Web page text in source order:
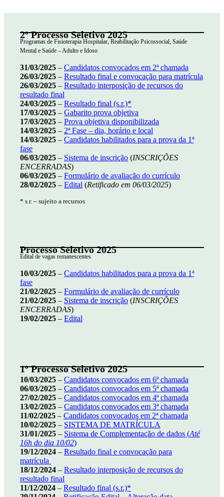
2ºProcesso Seletivo 2025
Programas de Fisioterapia Hospitalar, Reabilitação Psicossocial, Saúde
Mental e Saúde – Adulto e Idoso
31/03/2025 – Candidatos convocados em 2ª chamada
26/03/2025 – Resultado final e convocação para matrícula
26/03/2025 – Resultado interposição de recursos do
resultado final
24/03/2025 – Resultado final (s.r.)*
17/03/2025 – Gabarito prova objetiva
17/03/2025 – Prova objetiva disponibilizada
14/03/2025 – 2ª Fase – dia, horário e local
14/03/2025 – Candidatos habilitados para a prova da 1ª
fase
06/03/2025 – Sistema de inscrição (INSCRIÇÕES
ENCERRADAS)
06/03/2025 – Formulário de avaliação do currículo
28/02/2025 – Edital (Retificado em 06/03/2025)
* s.r. – sujeito a recursos
Processo Seletivo 2025
Edital de vagas remanescentes
10/03/2025 – Candidatos habilitados para a prova da 1ª
fase
21/02/2025 – Formulário de avaliação de currículo
21/02/2025 – Sistema de inscrição (INSCRIÇÕES
ENCERRADAS)
19/02/2025 – Edital
1ºProcesso Seletivo 2025
10/03/2025 – Candidatos convocados em 6ª chamada
06/03/2025 – Candidatos convocados em 5ª chamada
27/02/2025 – Candidatos convocados em 4ª chamada
13/02/2025 – Candidatos convocados em 3ª chamada
11/02/2025 – Candidatos convocados em 2ª chamada
10/02/2025 – SISTEMA DE MATRÍCULA
31/01/2025 – Sistema de Complementação de dados (Até
16h do dia 10/02)
19/12/2024 – Resultado final e convocação para
matrícula
18/12/2024 – Resultado interposição de recursos do
resultado final
11/12/2024 – Resultado final (s.r.)*